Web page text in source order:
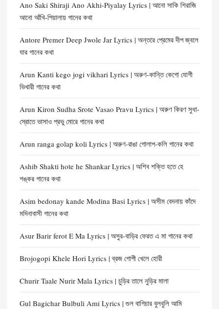
Ano Saki Shiraji Ano Akhi-Piyalay Lyrics | আনো সাকি শিরাজি
আনো আঁখি-পিয়ালায় গানের কথা
Antore Premer Deep Jwole Jar Lyrics | অন্তরে প্রেমের দীপ জ্বলে
যার গানের কথা
Arun Kanti kego jogi vikhari Lyrics | অরুণ-কান্তি কেগো যোগী
ভিখারী গানের কথা
Arun Kiron Sudha Srote Vasao Pravu Lyrics | অরুণ কিরণ সুধা-
স্রোতে ভাসাও প্রভু মোরে গানের কথা
Arun ranga golap koli Lyrics | অরুণ-রাঙা গোলাপ-কলি গানের কথা
Ashib Shakti hote he Shankar Lyrics | অশিব শক্তি হতে হে
শঙ্কর গানের কথা
Asim bedonay kande Modina Basi Lyrics | অসীম বেদনায় কাঁদে
মদিনাবাসী গানের কথা
Asur Barir ferot E Ma Lyrics | অসুর-বাড়ির ফেরত এ মা গানের কথা
Brojogopi Khele Hori Lyrics | ব্রজ গোপী খেলে হোরী
Churir Taale Nurir Mala Lyrics | চুড়ির তালে নুড়ির মালা
Gul Bagichar Bulbuli Ami Lyrics | গুল বাগিচার বুলবুলি আমি